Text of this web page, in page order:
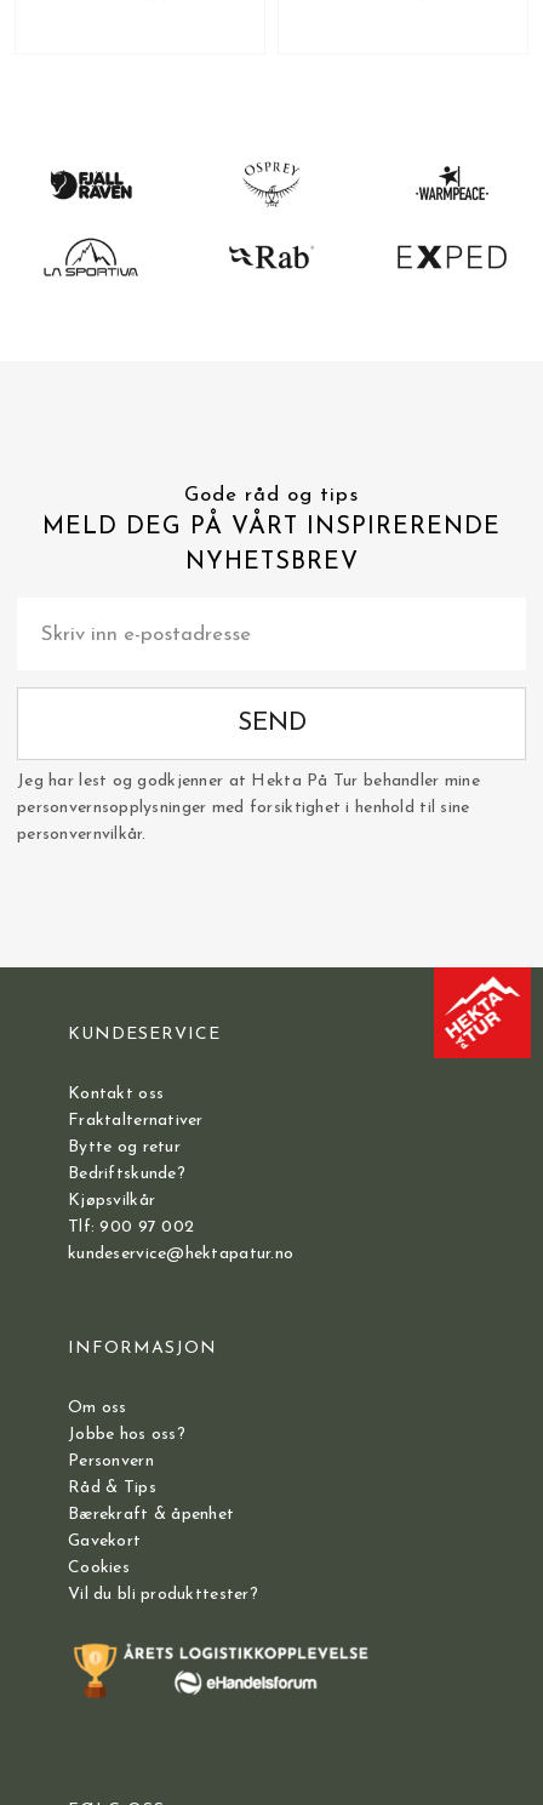
Gode råd og tips
MELD DEG PÅ VÅRT INSPIRERENDE
NYHETSBREV
SEND
Jeg har lest og godkjenner at Hekta På Tur behandler mine
personvernsopplysninger med forsiktighet i henhold til sine
personvernvilkår.
KUNDESERVICE
Kontakt oss
Fraktalternativer
Bytte og retur
Bedriftskunde?
Kjøpsvilkår
Tlf: 900 97 002
kundeservice@hektapatur.no
INFORMASJON
Om oss
Jobbe hos oss?
Personvern
Råd & Tips
Bærekraft & åpenhet
Gavekort
Cookies
Vil du bli produkttester?